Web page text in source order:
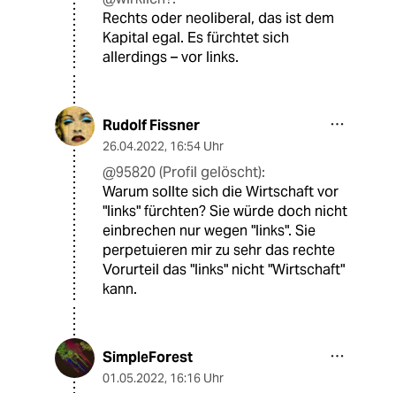
Rechts oder neoliberal, das ist dem
Kapital egal. Es fürchtet sich
allerdings – vor links.
Rudolf Fissner
26.04.2022, 16:54 Uhr
@95820 (Profil gelöscht):
Warum sollte sich die Wirtschaft vor
"links" fürchten? Sie würde doch nicht
einbrechen nur wegen "links". Sie
perpetuieren mir zu sehr das rechte
Vorurteil das "links" nicht "Wirtschaft"
kann.
SimpleForest
01.05.2022, 16:16 Uhr